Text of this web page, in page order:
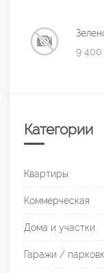
9 400
Категории
Квартиры
Коммерческая
Дома и участки
Гаражи /